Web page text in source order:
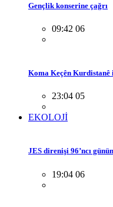
Gençlik konserine çağrı
09:42 06
Koma Keçên
23:04 05
EKOLOJİ
JES direnişi 96’ncı
19:04 06